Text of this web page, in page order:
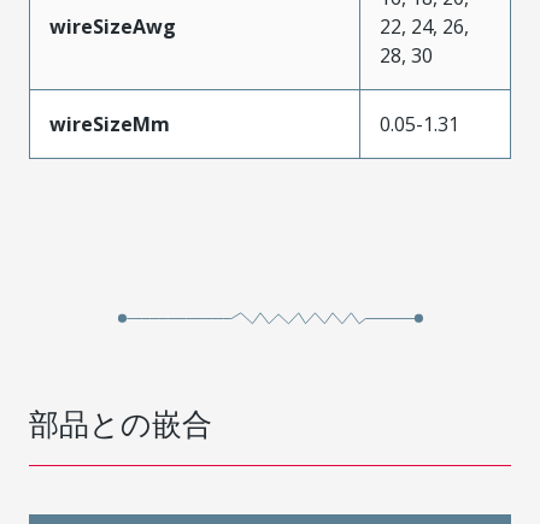
wireSizeAwg
22, 24, 26,
28, 30
wireSizeMm 0.05-1.31
部品との嵌合